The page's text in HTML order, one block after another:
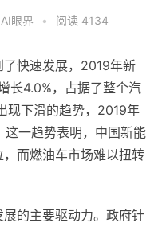
AI眼界 • 阅读 4134
快速发展，2019年新
长4.0%，占据了整个汽
现下滑的趋势，2019年
这一趋势表明，中国新能
而燃油车市场难以扭转
的主要驱动力。政府针